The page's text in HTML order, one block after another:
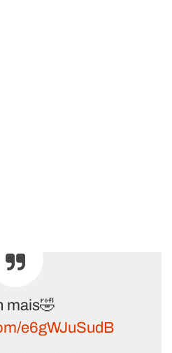
mais🤣
e6gWJuSudB